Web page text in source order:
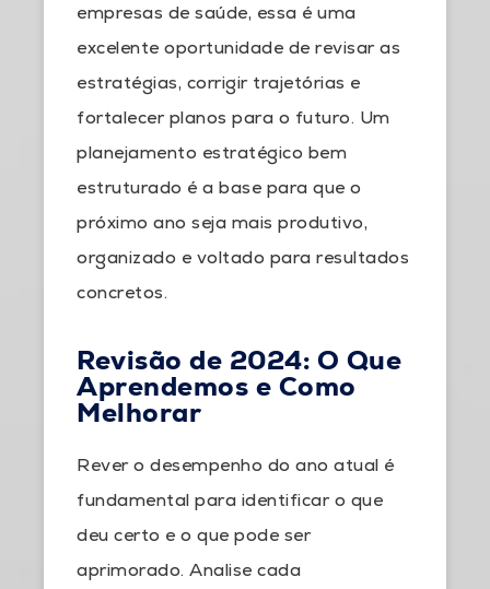
empresas de saúde, essa é uma
excelente oportunidade de revisar as
estratégias, corrigir trajetórias e
fortalecer planos para o futuro. Um
planejamento estratégico bem
estruturado é a base para que o
próximo ano seja mais produtivo,
organizado e voltado para resultados
concretos.
Revisão de 2024: O Que
Aprendemos e Como
Melhorar
Rever o desempenho do ano atual é
fundamental para identificar o que
deu certo e o que pode ser
aprimorado. Analise cada